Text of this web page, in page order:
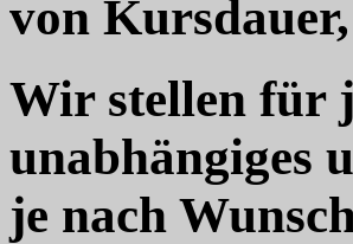
von
Wir stellen für
unabhängiges
je nach